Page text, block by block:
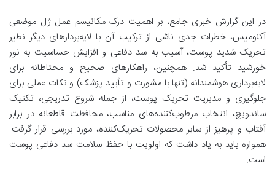
در این گزارش خبری جامع، بر اهمیت درک مکانیسم عمل ژل موضعی
آکنومیس، خطرات جدی ناشی از ترکیب آن با لایه‌بردار‌های دیگر نظیر
تحریک شدید پوست، آسیب به سد دفاعی و افزایش حساسیت به نور
خورشید تأکید شد. همچنین، راهکارهای صحیح و محتاطانه برای
لایه‌برداری هوشمندانه (تنها با مشورت و تأیید پزشک) و نکات عملی برای
جلوگیری و مدیریت تحریک پوست، از جمله شروع تدریجی، تکنیک
ساندویچ، انتخاب مرطوب‌کننده‌های مناسب، محافظت قاطعانه در برابر
آفتاب و پرهیز از سایر محصولات تحریک‌کننده، مورد بررسی قرار گرفت.
همواره باید به یاد داشت که اولویت با حفظ سلامت سد دفاعی پوست
است.